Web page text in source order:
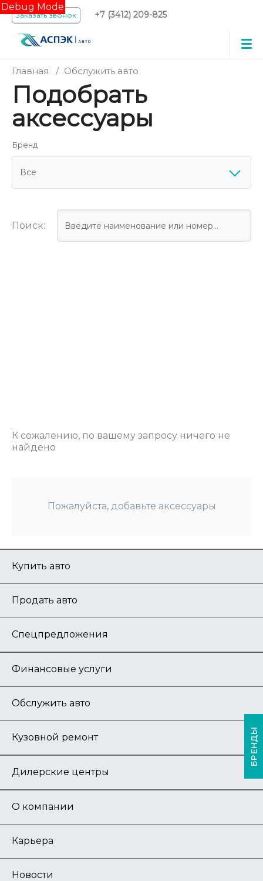
Debug Mode
Заказать звонок +7 (3412) 209-825
Главная / Обслужить авто
Подобрать
аксессуары
Бренд
Все
Поиск:
К сожалению, по вашему запросу ничего не
найдено
Пожалуйста, добавьте аксессуары
Купить авто
Продать авто
Спецпредложения
Финансовые услуги
Обслужить авто
Кузовной ремонт
Дилерские центры
О компании
Карьера
Новости
БРЕНДЫ